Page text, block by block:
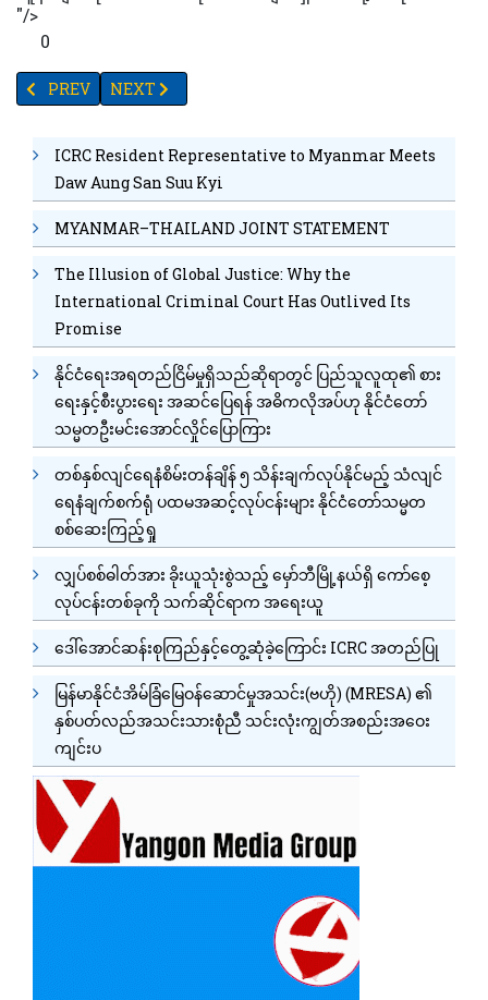
"/>
0
PREVIOUS ARTICLE: ဇီဝကယဉ်ကျေးမှု ကိုဗစ်၁၉ကုသရေးစင်
PREV NEXT ARTICLE: မြန်မာတွင် ကိုဗစ်ဖြစ်ပွားမှု တစ်နိုင်ငံ
NEXT
ICRC Resident Representative to Myanmar Meets
Daw Aung San Suu Kyi
MYANMAR–THAILAND JOINT STATEMENT
The Illusion of Global Justice: Why the
International Criminal Court Has Outlived Its
Promise
နိုင်ငံရေးအရတည်ငြိမ်မှုရှိသည်ဆိုရာတွင် ပြည်သူလူထု၏ စား
ရေးနှင့်စီးပွားရေး အဆင်ပြေရန် အဓိကလိုအပ်ဟု နိုင်ငံတော်
သမ္မတဦးမင်းအောင်လှိုင်ပြောကြား
တစ်နှစ်လျင်ရေနံစိမ်းတန်ချိန် ၅ သိန်းချက်လုပ်နိုင်မည့် သံလျင်
ရေနံချက်စက်ရုံ ပထမအဆင့်လုပ်ငန်းများ နိုင်ငံတော်သမ္မတ
စစ်ဆေးကြည့်ရှု
လျှပ်စစ်ဓါတ်အား ခိုးယူသုံးစွဲသည့် မှော်ဘီမြို့နယ်ရှိ ကော်စေ့
လုပ်ငန်းတစ်ခုကို သက်ဆိုင်ရာက အရေးယူ
ဒေါ်အောင်ဆန်းစုကြည်နှင့်တွေ့ဆုံခဲ့ကြောင်း ICRC အတည်ပြု
မြန်မာနိုင်ငံအိမ်ခြံမြေဝန်ဆောင်မှုအသင်း(ဗဟို) (MRESA) ၏
နှစ်ပတ်လည်အသင်းသားစုံညီ သင်းလုံးကျွတ်အစည်းအဝေး
ကျင်းပ